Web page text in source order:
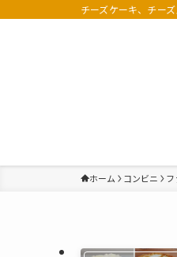
チーズケーキ、チー
ホーム コンビニ